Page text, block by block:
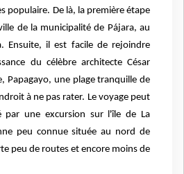
populaire. De là, la première étape
de la municipalité de Pájara, au
Ensuite, il est facile de rejoindre
du célèbre architecte César
Papagayo, une plage tranquille de
à ne pas rater. Le voyage peut
par une excursion sur l'île de La
peu connue située au nord de
peu de routes et encore moins de